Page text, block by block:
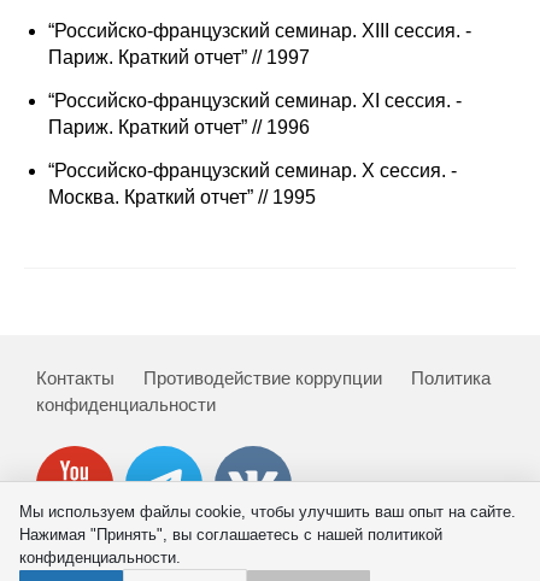
“Российско-французский семинар. XIII сессия. -
Париж. Краткий отчет” // 1997
“Российско-французский семинар. XI сессия. -
Париж. Краткий отчет” // 1996
“Российско-французский семинар. X сессия. -
Москва. Краткий отчет” // 1995
Контакты Противодействие коррупции
Политика
конфиденциальности
Мы используем файлы cookie, чтобы улучшить ваш опыт на сайте.
Нажимая "Принять", вы соглашаетесь с нашей политикой
конфиденциальности.